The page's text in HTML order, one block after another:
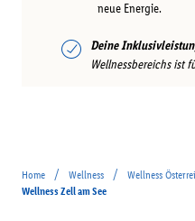
neue Energie.
Deine
Wellnessbereichs ist
Home / Wellness / Wellness
Wellness Zell am See